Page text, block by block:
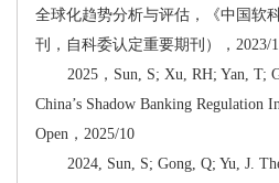
全球化趋势分析与评估，《中国软
刊，自科委认定重要期刊），2023/1
2025，Sun, S; Xu, RH; Yan, T;
China’s Shadow Banking Regulation
Open，2025/10
2024, Sun, S; Gong, Q; Yu, J.